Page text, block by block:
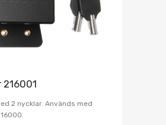
216001
2 nycklar. Används med